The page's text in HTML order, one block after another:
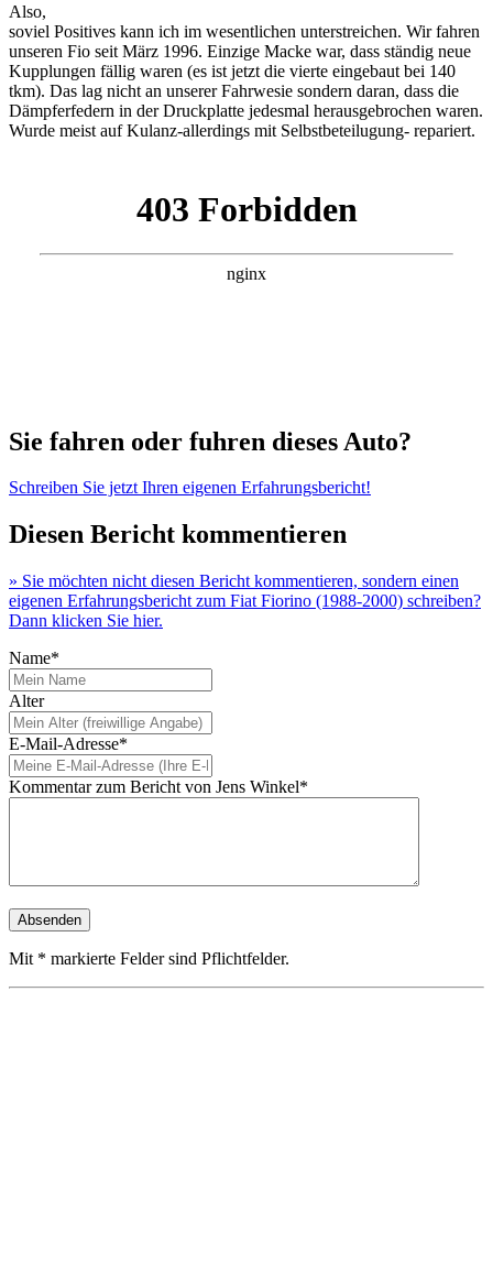
Also,
soviel Positives kann ich im wesentlichen unterstreichen. Wir fahren
unseren Fio seit März 1996. Einzige Macke war, dass ständig neue
Kupplungen fällig waren (es ist jetzt die vierte eingebaut bei 140
tkm). Das lag nicht an unserer Fahrwesie sondern daran, dass die
Dämpferfedern in der Druckplatte jedesmal herausgebrochen waren.
Wurde meist auf Kulanz-allerdings mit Selbstbeteilugung- repariert.
Sie fahren oder fuhren dieses Auto?
Schreiben Sie jetzt Ihren eigenen Erfahrungsbericht!
Diesen Bericht kommentieren
» Sie möchten nicht diesen Bericht kommentieren, sondern einen
eigenen Erfahrungsbericht zum Fiat Fiorino (1988-2000) schreiben?
Dann klicken Sie hier.
Name*
Alter
E-Mail-Adresse*
Kommentar zum Bericht von Jens Winkel*
Mit * markierte Felder sind Pflichtfelder.